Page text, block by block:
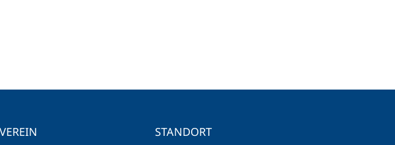
VEREIN STANDORT